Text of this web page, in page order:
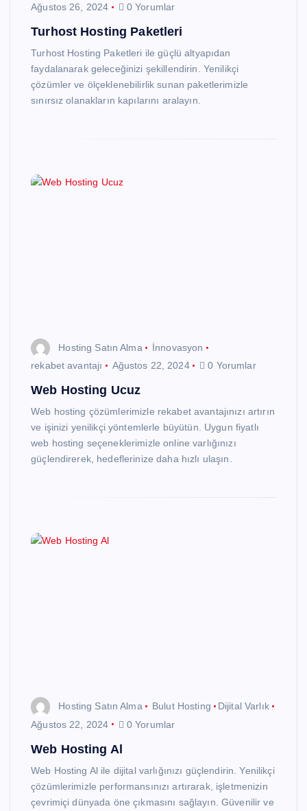
Ağustos 26, 2024
0 Yorumlar
Turhost Hosting Paketleri
Turhost Hosting Paketleri ile güçlü altyapıdan
faydalanarak geleceğinizi şekillendirin. Yenilikçi
çözümler ve ölçeklenebilirlik sunan paketlerimizle
sınırsız olanakların kapılarını aralayın.
Hosting Satın Alma
İnnovasyon
rekabet avantajı
Ağustos 22, 2024 0 Yorumlar
Web Hosting Ucuz
Web hosting çözümlerimizle rekabet avantajınızı artırın
ve işinizi yenilikçi yöntemlerle büyütün. Uygun fiyatlı
web hosting seçeneklerimizle online varlığınızı
güçlendirerek, hedeflerinize daha hızlı ulaşın.
Hosting Satın Alma Bulut Hosting
Dijital Varlık
Ağustos 22, 2024
0 Yorumlar
Web Hosting Al
Web Hosting Al ile dijital varlığınızı güçlendirin. Yenilikçi
çözümlerimizle performansınızı artırarak, işletmenizin
çevrimiçi dünyada öne çıkmasını sağlayın. Güvenilir ve